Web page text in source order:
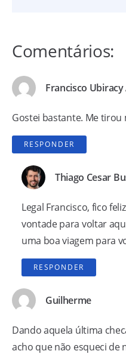
Comentários:
Francisco
Gostei bastante. Me tirou
RESPONDER
Thiago Cesar
Legal Francisco, fico
vontade para voltar
uma boa viagem para
RESPONDER
Guilherme
Dando aquela última
acho que não esqueci de